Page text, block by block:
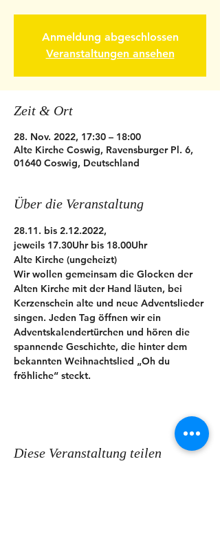
Anmeldung abgeschlossen
Veranstaltungen ansehen
Zeit & Ort
28. Nov. 2022, 17:30 – 18:00
Alte Kirche Coswig, Ravensburger Pl. 6,
01640 Coswig, Deutschland
Über die Veranstaltung
28.11. bis 2.12.2022,
jeweils 17.30Uhr bis 18.00Uhr
Alte Kirche (ungeheizt)
Wir wollen gemeinsam die Glocken der
Alten Kirche mit der Hand läuten, bei
Kerzenschein alte und neue Adventslieder
singen. Jeden Tag öffnen wir ein
Adventskalendertürchen und hören die
spannende Geschichte, die hinter dem
bekannten Weihnachtslied „Oh du
fröhliche“ steckt.
Diese Veranstaltung teilen